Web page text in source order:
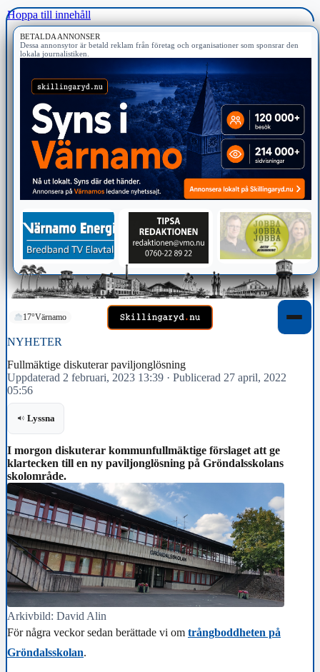
Hoppa till innehåll
BETALDA ANNONSER
Dessa annonsytor är betald reklam från företag och organisationer som sponsrar den
lokala journalistiken.
17°Värnamo
NYHETER
Fullmäktige diskuterar paviljonglösning
Uppdaterad 2 februari, 2023 13:39 · Publicerad 27 april, 2022
05:56
Lyssna
I morgon diskuterar kommunfullmäktige förslaget att ge
klartecken till en ny paviljonglösning på Gröndalsskolans
skolområde.
Arkivbild: David Alin
För några veckor sedan berättade vi om trångboddheten på
Gröndalsskolan.